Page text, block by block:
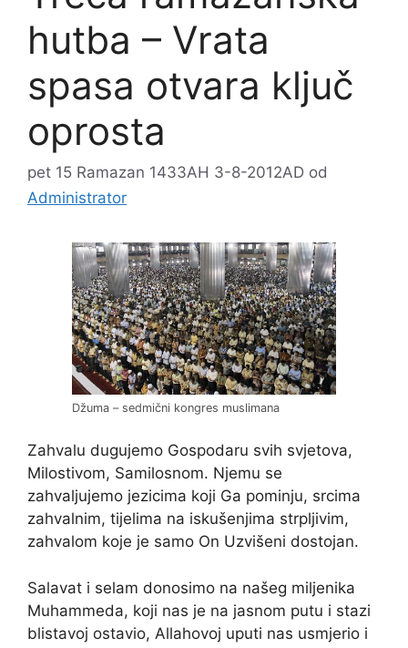
hutba – Vrata
spasa otvara ključ
oprosta
pet 15 Ramazan 1433AH 3-8-2012AD od
Administrator
Džuma – sedmični kongres muslimana
Zahvalu dugujemo Gospodaru svih svjetova,
Milostivom, Samilosnom. Njemu se
zahvaljujemo jezicima koji Ga pominju, srcima
zahvalnim, tijelima na iskušenjima strpljivim,
zahvalom koje je samo On Uzvišeni dostojan.
Salavat i selam donosimo na našeg miljenika
Muhammeda, koji nas je na jasnom putu i stazi
blistavoj ostavio, Allahovoj uputi nas usmjerio i